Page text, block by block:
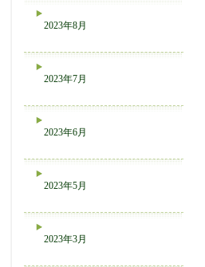
2023年8月
2023年7月
2023年6月
2023年5月
2023年3月